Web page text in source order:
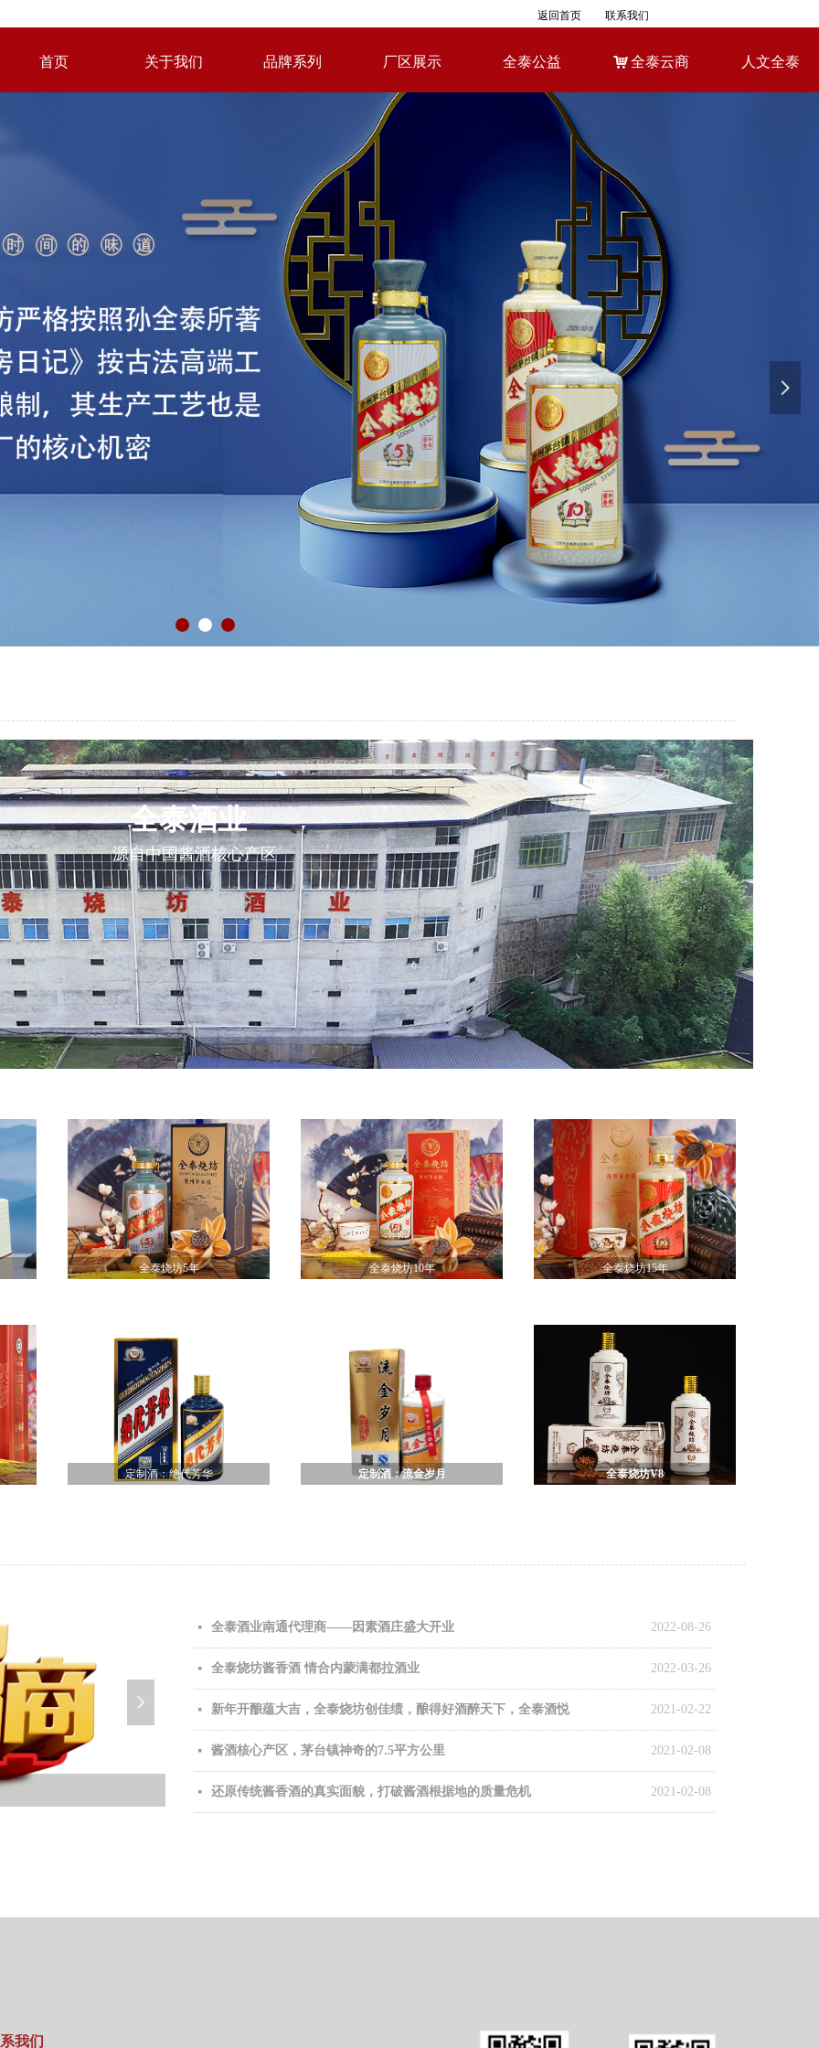
首页 关于我们 品牌系列 厂区展示
厂区展示
全泰公益
全泰公益
낙 全泰云商 人文全泰
返回首页 联系我们
넲
넲
2022-08-26
넷 全泰酒业南通代理商——因素酒庄盛大开业
2022-03-26
넷 全泰烧坊酱香酒 情合内蒙满都拉酒业
2021-02-22
넷 新年开酿蕴大吉，全泰烧坊创佳绩，酿得好酒醉天下，全泰酒悦
2021-02-08
넷 酱酒核心产区，茅台镇神奇的7.5平方公里
2021-02-08
넷 还原传统酱香酒的真实面貌，打破酱酒根据地的质量危机
源自中国酱酒核心产区
全泰酒业
全泰烧坊5年 全泰烧坊10年 全泰烧坊15年
定制酒：绝代芳华 定制酒：流金岁月 全泰烧坊V8
我们